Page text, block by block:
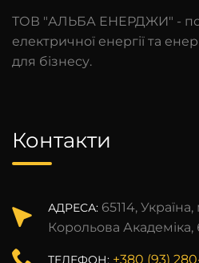
ТОВ "АЛЬБА ЕНЕРДЖИ" -
електричної енергії та
для бізнесу.
Контакти
АДРЕСА: 65114,
Корольова Академіка,
ТЕЛЕФОН: +380 (93)